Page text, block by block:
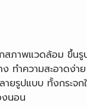
ภาพแวดล้อม ขึ้นรู
ทำความสะอาดง่า
ยรูปแบบ ทั้งกระจก
งนอน